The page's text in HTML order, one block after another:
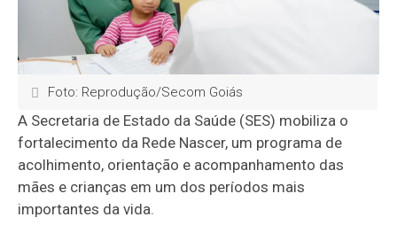
Foto: Reprodução/Secom Goiás
A Secretaria de Estado da Saúde (SES) mobiliza o
fortalecimento da Rede Nascer, um programa de
acolhimento, orientação e acompanhamento das
mães e crianças em um dos períodos mais
importantes da vida.